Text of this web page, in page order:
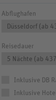
Abflughafen
Düsseldorf (ab
Reisedauer
5 Nächte (ab
Inklusive DB
Inklusive